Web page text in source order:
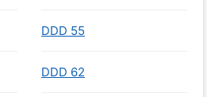
DDD 55
DDD 62